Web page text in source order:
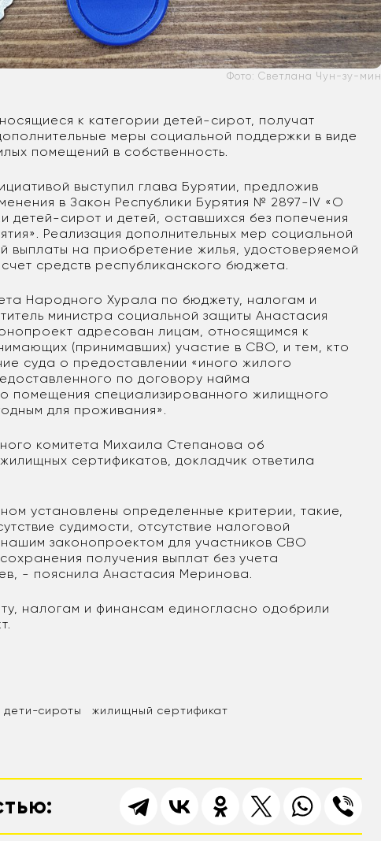
Фото: Светлана Чун-зу-мин
к категории детей-сирот, получат
меры социальной поддержки в виде
помещений в собственность.
выступил глава Бурятии, предложив
в Закон Республики Бурятия № 2897-IV «О
детей-сирот и детей, оставшихся без попечения
Реализация дополнительных мер социальной
выплаты на приобретение жилья, удостоверяемой
средств республиканского бюджета.
Народного Хурала по бюджету, налогам и
министра социальной защиты Анастасия
адресован лицам, относящимся к
(принимавших) участие в СВО, и тем, кто
суда о предоставлении «иного жилого
по договору найма
помещения специализированного жилищного
для проживания».
комитета Михаила Степанова об
сертификатов, докладчик ответила
установлены определенные критерии, такие,
судимости, отсутствие налоговой
законопроектом для участников СВО
получения выплат без учета
- пояснила Анастасия Меринова.
налогам и финансам единогласно одобрили
дети-сироты
жилищный сертификат